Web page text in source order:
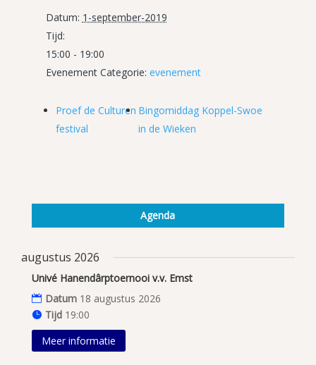
Datum: 1-september-2019
Tijd:
15:00 - 19:00
Evenement Categorie: evenement
Proef de Culturen
festival
Bingomiddag Koppel-Swoe
in de Wieken
Agenda
augustus 2026
Univé Hanendârptoernooi v.v. Emst
Datum 18 augustus 2026
Tijd 19:00
Meer informatie